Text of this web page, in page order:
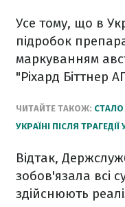
Усе тому, що в
підробок
маркуванням
"Ріхард Біттнер
ЧИТАЙТЕ ТАКОЖ: СТАЛО
УКРАЇНІ ПІСЛЯ
Відтак,
зобов'язала всі
здійснюють